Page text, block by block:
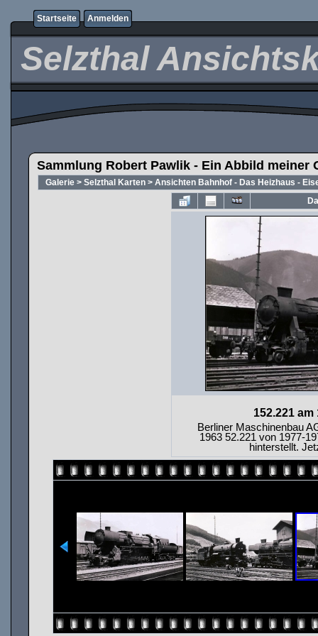
Startseite Anmelden
Selzthal
Sammlung Robert Pawlik - Ein Abbild meiner
Galerie > Selzthal Karten > Ansichten Bahnhof - Das Heizhaus -
152.221
Berliner Maschinenbau
1963 52.221 von 1977-
hinterstellt.